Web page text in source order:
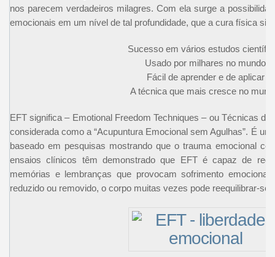
nos parecem verdadeiros milagres. Com ela surge a
emocionais em um nível de tal profundidade, que a cura física
Sucesso em vários estudos
Usado por milhares no mundo
Fácil de aprender e de aplicar
A técnica que mais cresce no
EFT significa – Emotional Freedom Techniques – ou Técnicas
considerada como a “Acupuntura Emocional sem Agulhas”. É
baseado em pesquisas mostrando que o trauma emocional
ensaios clínicos têm demonstrado que EFT é capaz de
memórias e lembranças que provocam sofrimento
reduzido ou removido, o corpo muitas vezes pode reequilibrar-se